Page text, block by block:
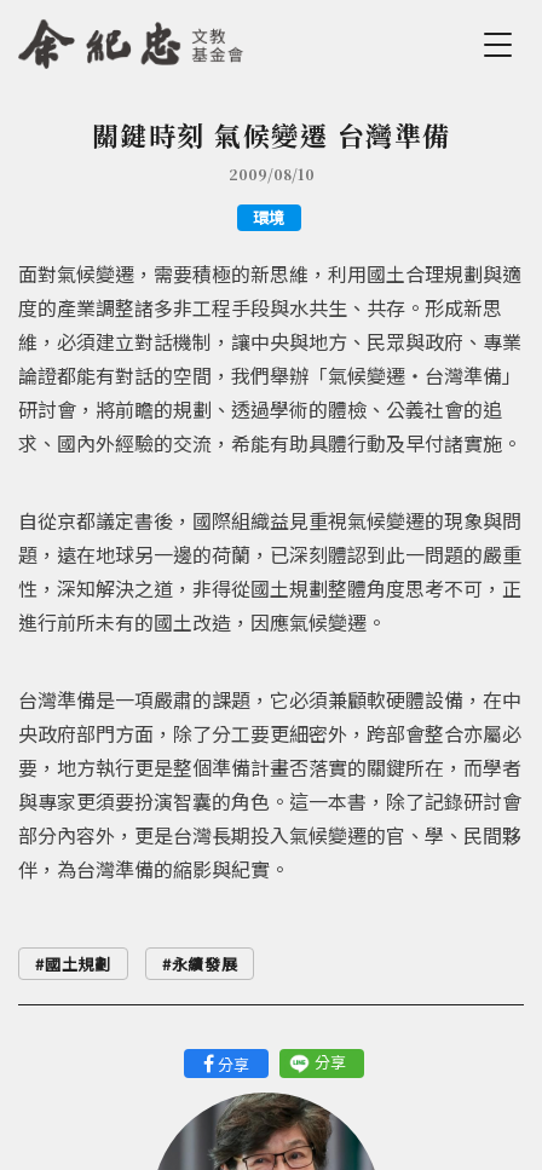
Jump to Navigation
Jump to Main content
您在這裡關鍵時刻 氣候變遷 台灣準備
2009/08/10
環境
面對氣候變遷，需要積極的新思維，利用國土合理規劃與適
度的產業調整諸多非工程手段與水共生、共存。形成新思
維，必須建立對話機制，讓中央與地方、民眾與政府、專業
論證都能有對話的空間，我們舉辦「氣候變遷‧台灣準備」
研討會，將前瞻的規劃、透過學術的體檢、公義社會的追
求、國內外經驗的交流，希能有助具體行動及早付諸實施。
自從京都議定書後，國際組織益見重視氣候變遷的現象與問
題，遠在地球另一邊的荷蘭，已深刻體認到此一問題的嚴重
性，深知解決之道，非得從國土規劃整體角度思考不可，正
進行前所未有的國土改造，因應氣候變遷。
台灣準備是一項嚴肅的課題，它必須兼顧軟硬體設備，在中
央政府部門方面，除了分工要更細密外，跨部會整合亦屬必
要，地方執行更是整個準備計畫否落實的關鍵所在，而學者
與專家更須要扮演智囊的角色。這一本書，除了記錄研討會
部分內容外，更是台灣長期投入氣候變遷的官、學、民間夥
伴，為台灣準備的縮影與紀實。
國土規劃 永續發展
分享 分享